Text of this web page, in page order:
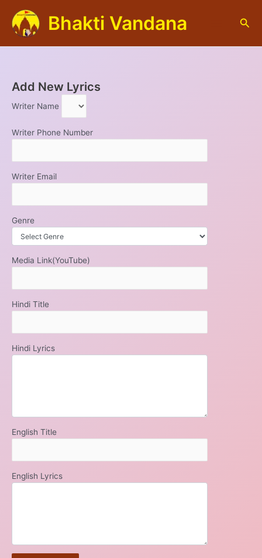
content
Bhakti Vandana
S
a
Add New Lyrics
Writer Name
Writer Phone Number
Writer Email
Genre
Media Link(YouTube)
Hindi Title
Hindi Lyrics
English Title
English Lyrics